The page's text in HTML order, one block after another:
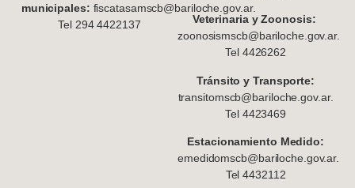
municipales: fiscatasamscb@bariloche.gov.ar.
Tel 294 4422137
Veterinaria y Zoonosis:
zoonosismscb@bariloche.gov.ar.
Tel 4426262
Tránsito y Transporte:
transitomscb@bariloche.gov.ar.
Tel 4423469
Estacionamiento Medido:
emedidomscb@bariloche.gov.ar.
Tel 4432112